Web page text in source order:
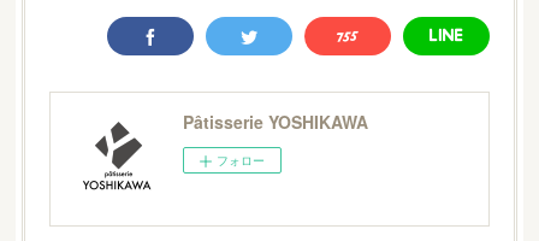
Pâtisserie YOSHIKAWA
フォロー